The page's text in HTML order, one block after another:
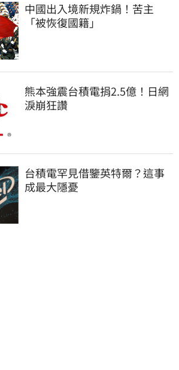
中國出入境新規炸鍋！苦主
「被恢復國籍」
熊本強震台積電捐2.5億！日網
淚崩狂讚
台積電罕見借鑒英特爾？這事
成最大隱憂